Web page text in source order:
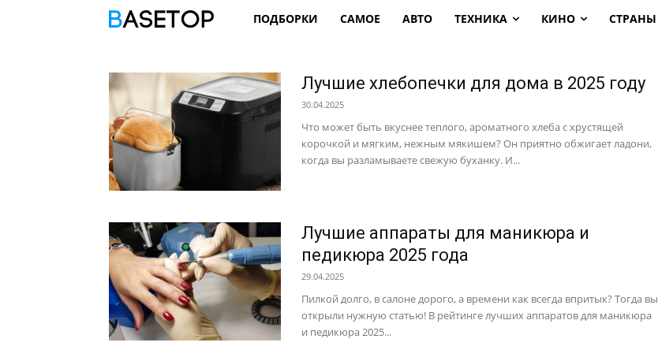
ПОДБОРКИ САМОЕ АВТО ТЕХНИКА КИНО СТРАНЫ
Лучшие хлебопечки для дома в 2025 году
30.04.2025
Что может быть вкуснее теплого, ароматного хлеба с хрустящей
корочкой и мягким, нежным мякишем? Он приятно обжигает ладони,
когда вы разламываете свежую буханку. И...
Лучшие аппараты для маникюра и
педикюра 2025 года
29.04.2025
Пилкой долго, в салоне дорого, а времени как всегда впритык? Тогда вы
открыли нужную статью! В рейтинге лучших аппаратов для маникюра
и педикюра 2025...